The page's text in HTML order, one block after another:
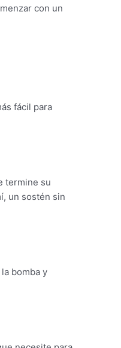
con un
fácil para
termine su
un sostén sin
bomba y